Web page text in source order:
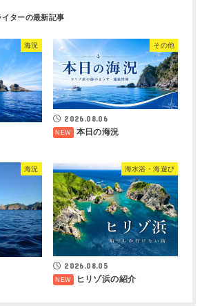
海況 その他
2026.08.06
本日の海況
海況 海水浴・海遊び
2026.08.05
ヒリゾ浜の紹介